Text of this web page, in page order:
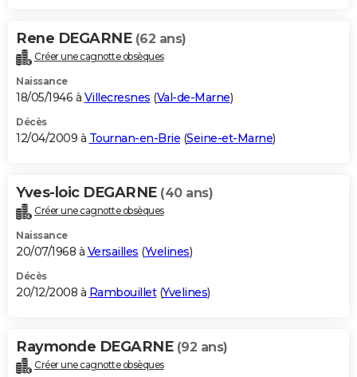
Rene DEGARNE (62 ans)
Créer une cagnotte obsèques
Naissance
18/05/1946 à Villecresnes (Val-de-Marne)
Décès
12/04/2009 à Tournan-en-Brie (Seine-et-Marne)
Yves-loic DEGARNE (40 ans)
Créer une cagnotte obsèques
Naissance
20/07/1968 à Versailles (Yvelines)
Décès
20/12/2008 à Rambouillet(Yvelines)
Raymonde DEGARNE (92 ans)
Créer une cagnotte obsèques